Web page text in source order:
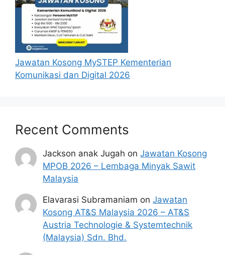
Jawatan Kosong MySTEP Kementerian
Komunikasi dan Digital 2026
Recent Comments
Jackson anak Jugah onJawatan Kosong
MPOB 2026 – Lembaga Minyak Sawit
Malaysia
Elavarasi Subramaniam onJawatan
Kosong AT&S Malaysia 2026 – AT&S
Austria Technologie & Systemtechnik
(Malaysia) Sdn. Bhd.